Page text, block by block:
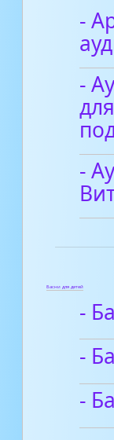
-
-
-
Басни для детей
-
-
-